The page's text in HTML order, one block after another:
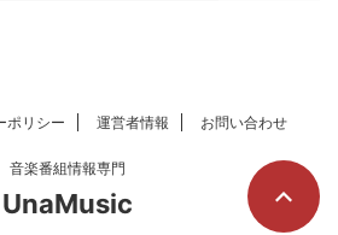
ポリシー 運営者情報 お問い合わせ
音楽番組情報専門
UnaMusic